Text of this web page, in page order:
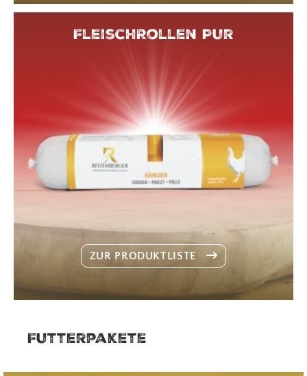
FleischRollen Pur
ZUR PRODUKTLISTE
Futterpakete